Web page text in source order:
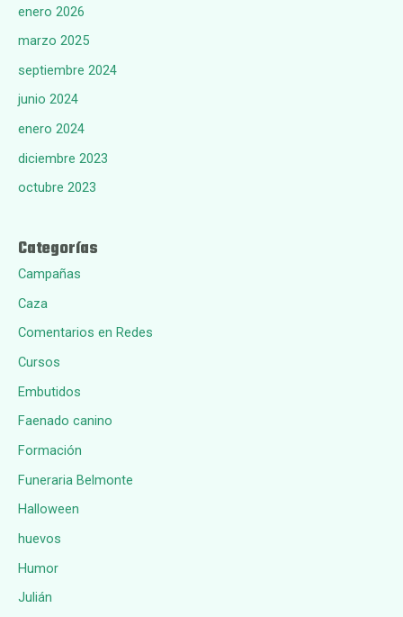
enero 2026
marzo 2025
septiembre 2024
junio 2024
enero 2024
diciembre 2023
octubre 2023
Categorías
Campañas
Caza
Comentarios en Redes
Cursos
Embutidos
Faenado canino
Formación
Funeraria Belmonte
Halloween
huevos
Humor
Julián